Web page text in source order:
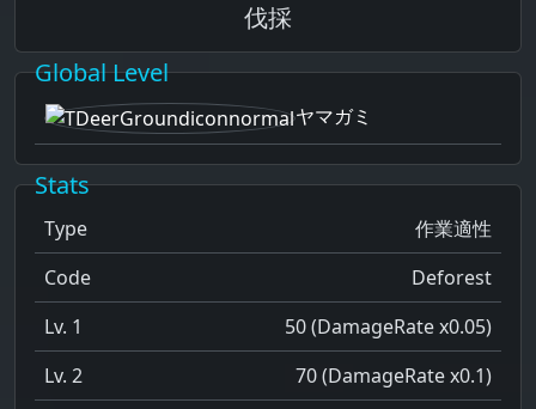
伐採
Global Level
ヤマガミ
Stats
Type
作業適性
Code
Deforest
Lv. 1
50 (DamageRate x0.05)
Lv. 2
70 (DamageRate x0.1)